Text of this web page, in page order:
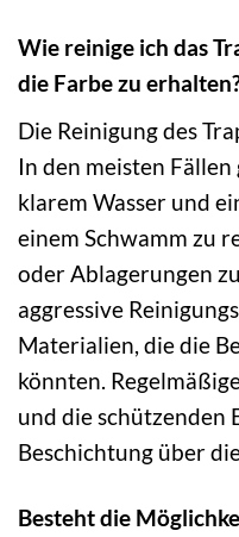
Wie reinige ich das
die Farbe zu
Die Reinigung des
In den meisten
klarem Wasser und
einem Schwamm zu
oder Ablagerungen
aggressive
Materialien, die die
könnten.
und die schützenden
Beschichtung über
Besteht die